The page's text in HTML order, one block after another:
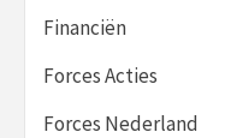
Financiën
Forces Acties
Forces Nederland